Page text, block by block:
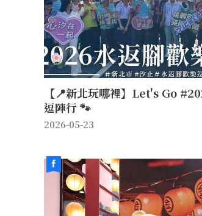
【📍新北玩哪裡】Let's Go
逗陣行 🐾
2026-05-23